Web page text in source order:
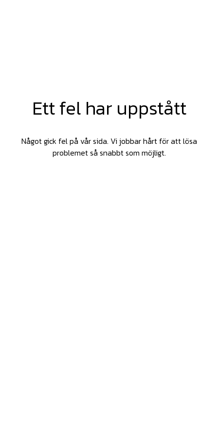
Ett fel har uppstått
Något gick fel på vår sida. Vi jobbar hårt för att lösa
problemet så snabbt som möjligt.